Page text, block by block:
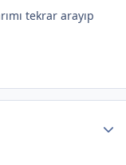
tekrar arayıp